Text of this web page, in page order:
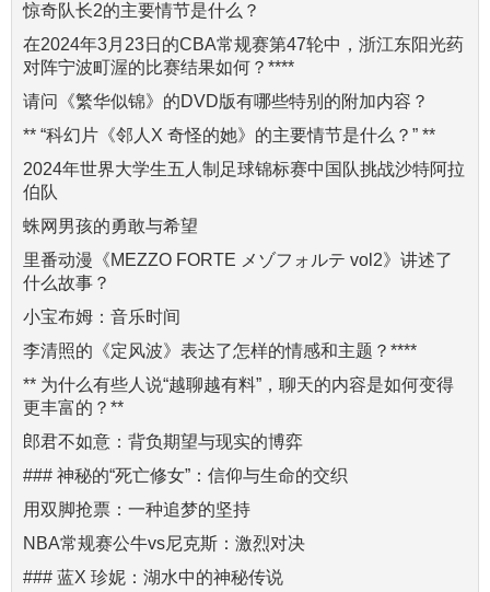
惊奇队长2的主要情节是什么？
在2024年3月23日的CBA常规赛第47轮中，浙江东阳光药
对阵宁波町渥的比赛结果如何？****
请问《繁华似锦》的DVD版有哪些特别的附加内容？
** “科幻片《邻人X 奇怪的她》的主要情节是什么？” **
2024年世界大学生五人制足球锦标赛中国队挑战沙特阿拉
伯队
蛛网男孩的勇敢与希望
里番动漫《MEZZO FORTE メゾフォルテ vol2》讲述了
什么故事？
小宝布姆：音乐时间
李清照的《定风波》表达了怎样的情感和主题？****
** 为什么有些人说“越聊越有料”，聊天的内容是如何变得
更丰富的？**
郎君不如意：背负期望与现实的博弈
### 神秘的“死亡修女”：信仰与生命的交织
用双脚抢票：一种追梦的坚持
NBA常规赛公牛vs尼克斯：激烈对决
### 蓝X 珍妮：湖水中的神秘传说